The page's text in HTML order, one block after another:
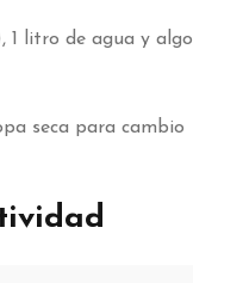
1 litro de agua y algo
seca para cambio